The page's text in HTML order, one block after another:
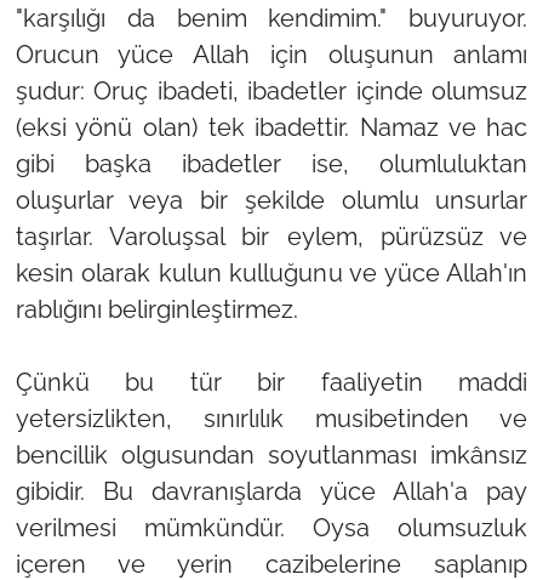
"karşılığı da benim kendimim." buyuruyor.
Orucun yüce Allah için oluşunun anlamı
şudur: Oruç ibadeti, ibadetler içinde olumsuz
(eksi yönü olan) tek ibadettir. Namaz ve hac
gibi başka ibadetler ise, olumluluktan
oluşurlar veya bir şekilde olumlu unsurlar
taşırlar. Varoluşsal bir eylem, pürüzsüz ve
kesin olarak kulun kulluğunu ve yüce Allah'ın
rablığını belirginleştirmez.
Çünkü bu tür bir faaliyetin maddi
yetersizlikten, sınırlılık musibetinden ve
bencillik olgusundan soyutlanması imkânsız
gibidir. Bu davranışlarda yüce Allah'a pay
verilmesi mümkündür. Oysa olumsuzluk
içeren ve yerin cazibelerine saplanıp